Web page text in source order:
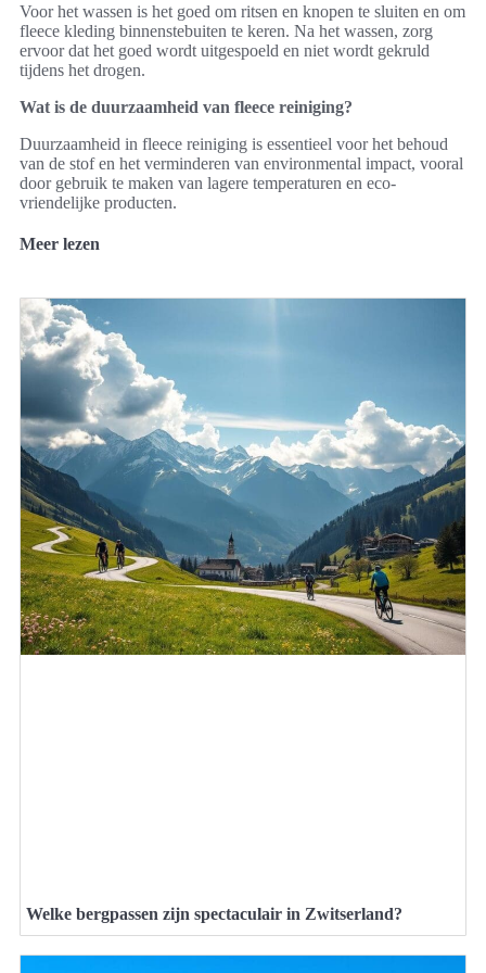
Voor het wassen is het goed om ritsen en knopen te sluiten en om
fleece kleding binnenstebuiten te keren. Na het wassen, zorg
ervoor dat het goed wordt uitgespoeld en niet wordt gekruld
tijdens het drogen.
Wat is de duurzaamheid van fleece reiniging?
Duurzaamheid in fleece reiniging is essentieel voor het behoud
van de stof en het verminderen van environmental impact, vooral
door gebruik te maken van lagere temperaturen en eco-
vriendelijke producten.
Meer lezen
Welke bergpassen zijn spectaculair in Zwitserland?